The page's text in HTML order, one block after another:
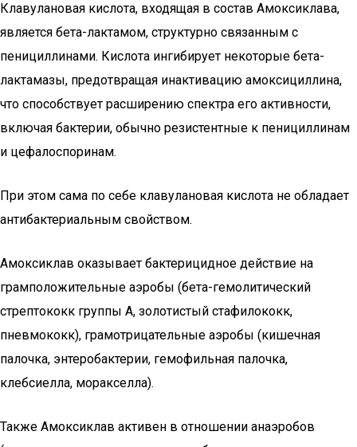
Клавулановая кислота, входящая в состав Амоксиклава,
является бета-лактамом, структурно связанным с
пенициллинами. Кислота ингибирует некоторые бета-
лактамазы, предотвращая инактивацию амоксициллина,
что способствует расширению спектра его активности,
включая бактерии, обычно резистентные к пенициллинам
и цефалоспоринам.
При этом сама по себе клавулановая кислота не обладает
антибактериальным свойством.
Амоксиклав оказывает бактерицидное действие на
грамположительные аэробы (бета-гемолитический
стрептококк группы А, золотистый стафилококк,
пневмококк), грамотрицательные аэробы (кишечная
палочка, энтеробактерии, гемофильная палочка,
клебсиелла, моракселла).
Также Амоксиклав активен в отношении анаэробов